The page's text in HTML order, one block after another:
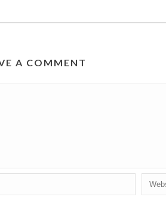
A COMMENT